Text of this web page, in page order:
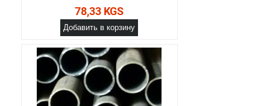
78,33 KGS
Добавить в корзину